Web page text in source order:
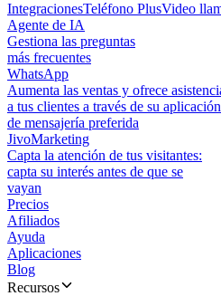
IntegracionesTeléfono PlusVideo
Agente de IA
Gestiona las preguntas
más frecuentes
WhatsApp
Aumenta las ventas y ofrece
a tus clientes a través de su aplicación
de mensajería preferida
JivoMarketing
Capta la atención de tus visitantes:
capta su interés antes de que se
vayan
Precios
Afiliados
Ayuda
Aplicaciones
Blog
Recursos